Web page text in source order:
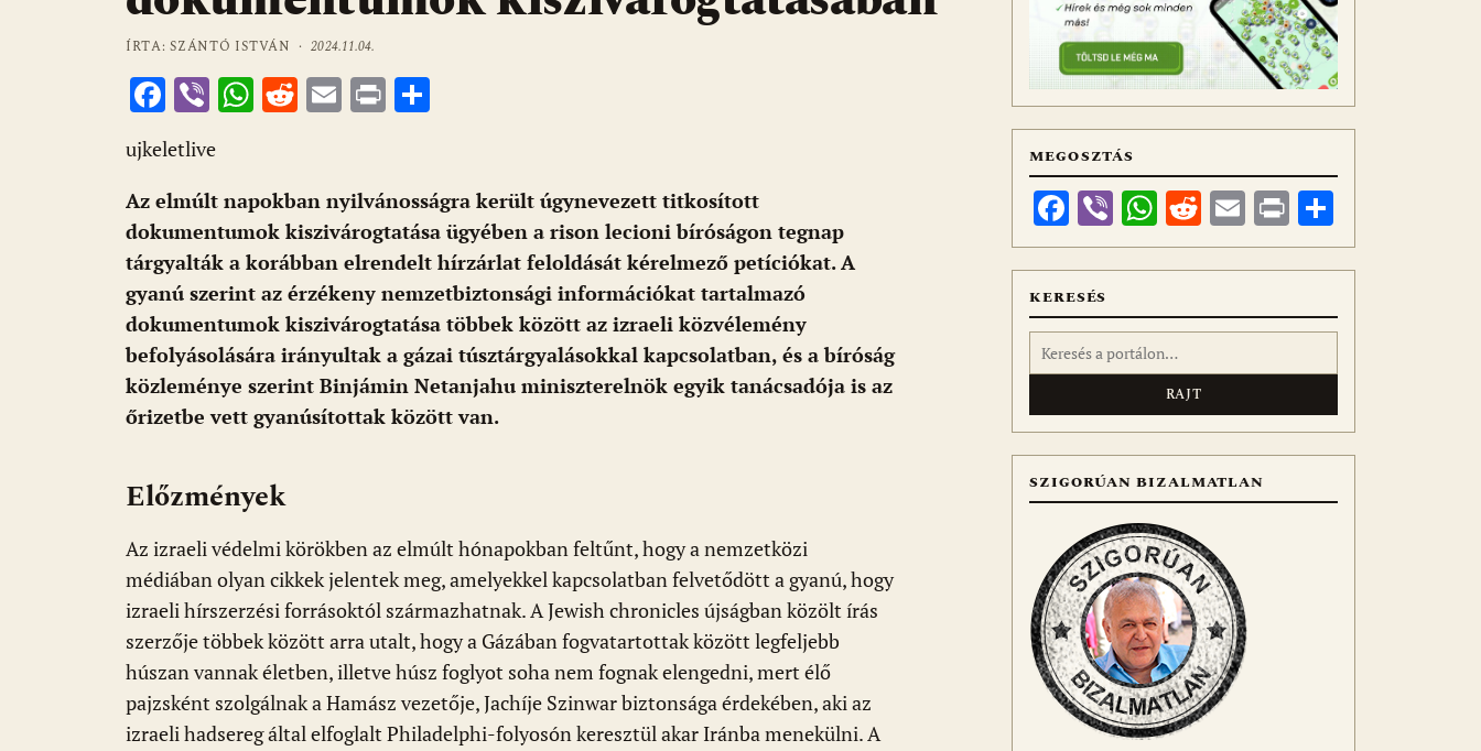
ÍRTA: SZÁNTÓ ISTVÁN ·2024.11.04.
F
ac
e
b
o
o
k
Vi
er
W
s
A
p
p
R
di
t
E
l
Pr
m
e
g
ujkeletlive
Az elmúlt napokban nyilvánosságra került úgynevezett titkosított
dokumentumok kiszivárogtatása ügyében a rison lecioni bíróságon tegnap
tárgyalták a korábban elrendelt hírzárlat feloldását kérelmező petíciókat. A
gyanú szerint az érzékeny nemzetbiztonsági információkat tartalmazó
dokumentumok kiszivárogtatása többek között az izraeli közvélemény
befolyásolására irányultak a gázai túsztárgyalásokkal kapcsolatban, és a bíróság
közleménye szerint Binjámin Netanjahu miniszterelnök egyik tanácsadója is az
őrizetbe vett gyanúsítottak között van.
Előzmények
Az izraeli védelmi körökben az elmúlt hónapokban feltűnt, hogy a nemzetközi
médiában olyan cikkek jelentek meg, amelyekkel kapcsolatban felvetődött a gyanú, hogy
izraeli hírszerzési forrásoktól származhatnak. A Jewish chronicles újságban közölt írás
szerzője többek között arra utalt, hogy a Gázában fogvatartottak között legfeljebb
húszan vannak életben, illetve húsz foglyot soha nem fognak elengedni, mert élő
pajzsként szolgálnak a Hamász vezetője, Jachíje Szinwar biztonsága érdekében, aki az
izraeli hadsereg által elfoglalt Philadelphi-folyosón keresztül akar Iránba menekülni. A
MEGOSZTÁS
Facebook
ViberWhatsApp
Reddit
Email
Print
meg
KERESÉS
Keresés:
SZIGORÚAN BIZALMATLAN